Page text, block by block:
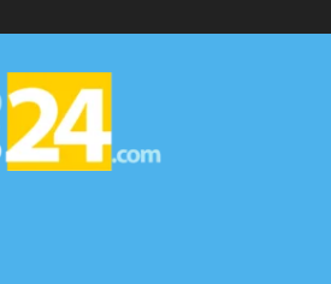
MexicoNews24